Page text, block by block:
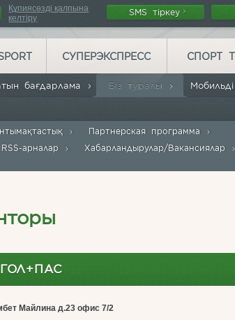
Құпиясөзді қалпына
келтіру
SMS тіркеу
бағдарлама Біз туралы
Партнерская программа
RSS-арналар
Хабарландырулар/Вакансиялар
СУПЕРЭКСПРЕСС СПОРТ
Майлина д.23 офис 7/2